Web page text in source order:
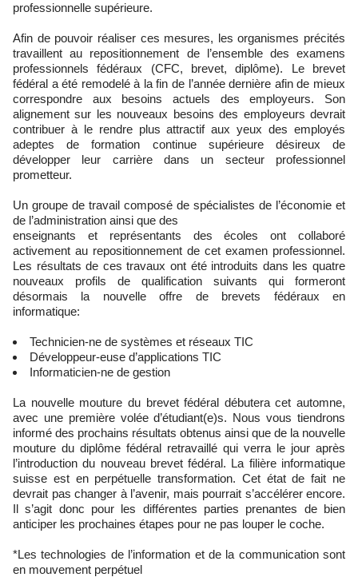
professionnelle supérieure.
Afin de pouvoir réaliser ces mesures, les organismes précités
travaillent au repositionnement de l’ensemble des examens
professionnels fédéraux (CFC, brevet, diplôme). Le brevet
fédéral a été remodelé à la fin de l’année dernière afin de mieux
correspondre aux besoins actuels des employeurs. Son
alignement sur les nouveaux besoins des employeurs devrait
contribuer à le rendre plus attractif aux yeux des employés
adeptes de formation continue supérieure désireux de
développer leur carrière dans un secteur professionnel
prometteur.
Un groupe de travail composé de spécialistes de l’économie et
de l’administration ainsi que des
enseignants et représentants des écoles ont collaboré
activement au repositionnement de cet examen professionnel.
Les résultats de ces travaux ont été introduits dans les quatre
nouveaux profils de qualification suivants qui formeront
désormais la nouvelle offre de brevets fédéraux en
informatique:
Technicien-ne de systèmes et réseaux TIC
Développeur-euse d’applications TIC
Informaticien-ne de gestion
La nouvelle mouture du brevet fédéral débutera cet automne,
avec une première volée d’étudiant(e)s. Nous vous tiendrons
informé des prochains résultats obtenus ainsi que de la nouvelle
mouture du diplôme fédéral retravaillé qui verra le jour après
l’introduction du nouveau brevet fédéral. La filière informatique
suisse est en perpétuelle transformation. Cet état de fait ne
devrait pas changer à l’avenir, mais pourrait s’accélérer encore.
Il s’agit donc pour les différentes parties prenantes de bien
anticiper les prochaines étapes pour ne pas louper le coche.
*Les technologies de l’information et de la communication sont
en mouvement perpétuel